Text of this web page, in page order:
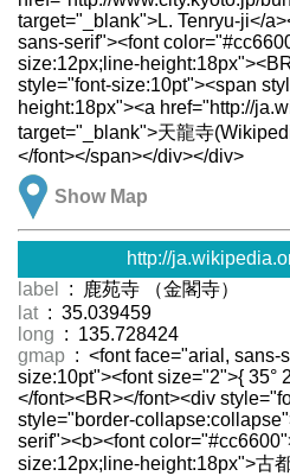
target="_blank">L. Tenryu-ji</
sans-serif"><font
size:12px;line-
style="font-size:10pt"><span
height:18px"><a href="http://
target="_blank">天龍寺
</font></span></div></div>
Show Map
http://
label
: 鹿苑寺 （金閣寺）
lat : 35.039459
long : 135.728424
gmap : <font face="arial, sans-
size:10pt"><font size="2">{ 35°
</font><BR></font><div
style="border-
serif"><b><font
size:12px;line-height:18px">古